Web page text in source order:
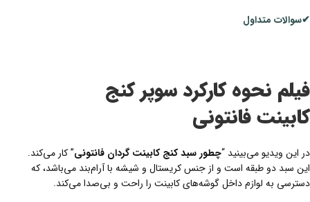
✔سوالات متداول
فیلم نحوه کارکرد سوپر کنج
کابینت فانتونی
در این ویدیو می‌بینید “چطور سبد کنج کابینت گردان فانتونی” کار می‌کند.
این سبد دو طبقه است و از جنس کریستال و شیشه با آرام‌بند می‌باشد، که
دسترسی به لوازم داخل گوشه‌های کابینت را راحت و بی‌صدا می‌کند.